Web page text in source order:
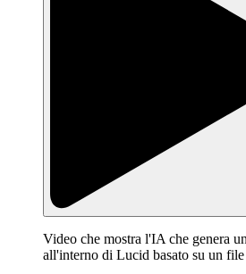
Video che mostra l'IA che genera
all'interno di Lucid basato su un